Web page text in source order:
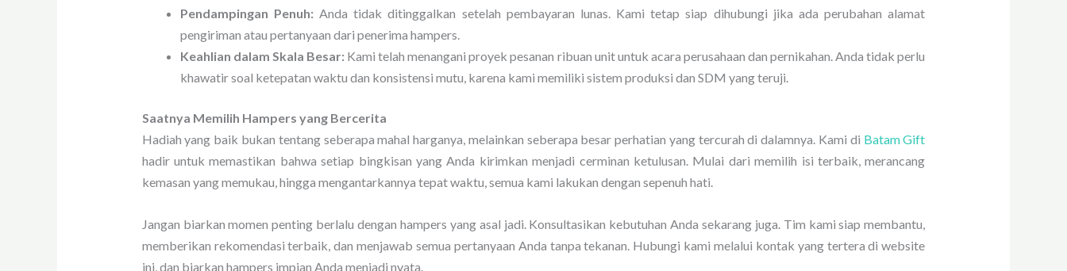
Pendampingan Penuh: Anda tidak ditinggalkan setelah pembayaran lunas. Kami tetap siap dihubungi jika ada perubahan alamat
pengiriman atau pertanyaan dari penerima hampers.
Keahlian dalam Skala Besar: Kami telah menangani proyek pesanan ribuan unit untuk acara perusahaan dan pernikahan. Anda tidak perlu
khawatir soal ketepatan waktu dan konsistensi mutu, karena kami memiliki sistem produksi dan SDM yang teruji.
Saatnya Memilih Hampers yang Bercerita
Hadiah yang baik bukan tentang seberapa mahal harganya, melainkan seberapa besar perhatian yang tercurah di dalamnya. Kami di Batam Gift
hadir untuk memastikan bahwa setiap bingkisan yang Anda kirimkan menjadi cerminan ketulusan. Mulai dari memilih isi terbaik, merancang
kemasan yang memukau, hingga mengantarkannya tepat waktu, semua kami lakukan dengan sepenuh hati.
Jangan biarkan momen penting berlalu dengan hampers yang asal jadi. Konsultasikan kebutuhan Anda sekarang juga. Tim kami siap membantu,
memberikan rekomendasi terbaik, dan menjawab semua pertanyaan Anda tanpa tekanan. Hubungi kami melalui kontak yang tertera di website
ini, dan biarkan hampers impian Anda menjadi nyata.